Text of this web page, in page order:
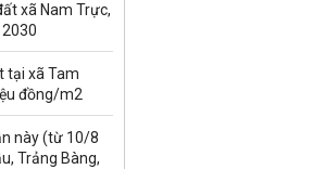
xã Nam Trực,
tại xã Tam
đồng/m2
này (từ 10/8
Trảng Bàng,